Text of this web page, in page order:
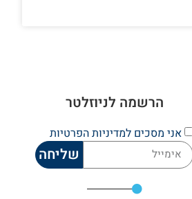
הרשמה לניוזלטר
אני מסכים למדיניות הפרטיות
שליחה